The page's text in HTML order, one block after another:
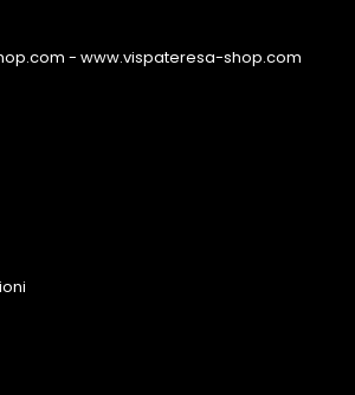
- www.vispateresa-shop.com